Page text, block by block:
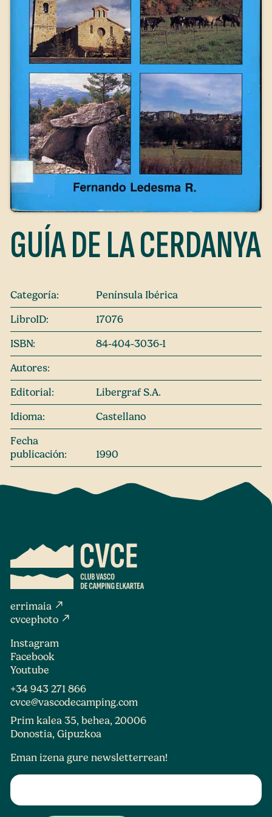
GUÍA DE LA CERDANYA
Categoría:
Península Ibérica
LibroID:
17076
ISBN:
84-404-3036-1
Autores:
Editorial:
Libergraf S.A.
Idioma:
Castellano
Fecha
publicación:
1990
errimaia north_east
cvcephoto north_east
Instagram
Facebook
Youtube
+34 943 271 866
cvce@vascodecamping.com
Prim kalea 35, behea, 20006
Donostia, Gipuzkoa
Eman izena gure newsletterrean!